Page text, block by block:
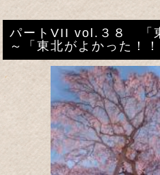
パートVII vol.３８ 「
～「東北がよかった！！